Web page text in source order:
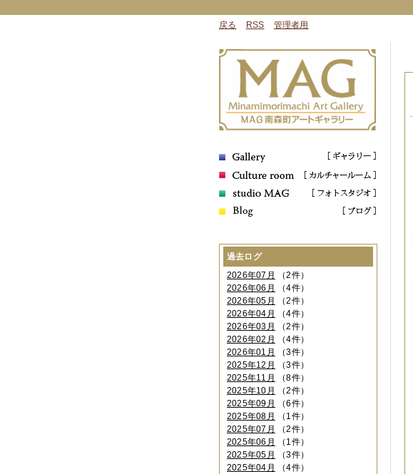
戻る RSS 管理者用
過去ログ
2026年07月
（2件）
2026年06月
（4件）
2026年05月
（2件）
2026年04月
（4件）
2026年03月
（2件）
2026年02月
（4件）
2026年01月
（3件）
2025年12月
（3件）
2025年11月
（8件）
2025年10月
（2件）
2025年09月
（6件）
2025年08月
（1件）
2025年07月
（2件）
2025年06月
（1件）
2025年05月
（3件）
2025年04月
（4件）